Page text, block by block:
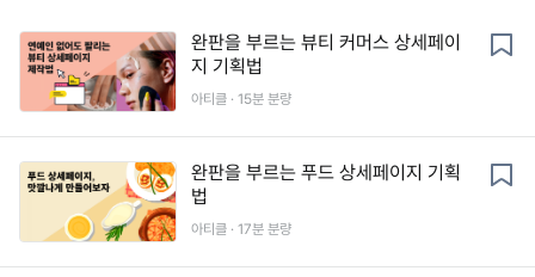
완판을 부르는 뷰티 커머스 상세페이
지 기획법
아티클 · 15분 분량
완판을 부르는 푸드 상세페이지 기획
법
아티클 · 17분 분량